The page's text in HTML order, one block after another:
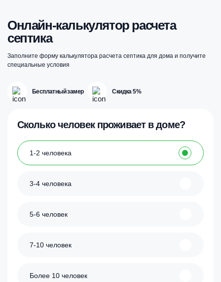
Онлайн-калькулятор расчета
септика
Заполните форму калькулятора расчета септика для дома и получите
специальные условия
Бесплатный замер Скидка 5%
Сколько человек проживает в доме?
1-2 человека
3-4 человека
5-6 человек
7-10 человек
Более 10 человек